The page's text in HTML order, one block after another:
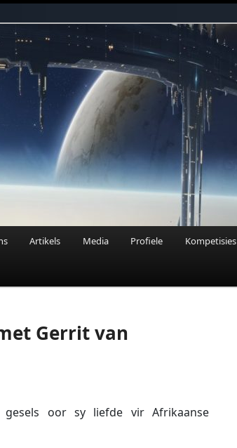
Artikels Media Profiele Kompetisies
Gerrit van
oor sy liefde vir Afrikaanse